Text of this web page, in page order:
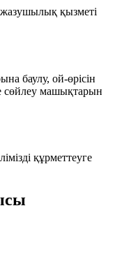
қызметі
баулу, ой-өрісін
сөйлеу машықтарын
құрметтеуге